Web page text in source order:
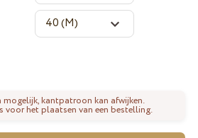
mogelijk, kantpatroon kan afwijken.
voor het plaatsen van een bestelling.